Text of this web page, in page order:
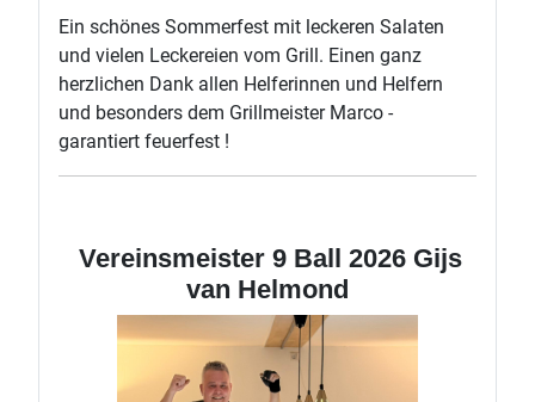
Ein schönes Sommerfest mit leckeren Salaten
und vielen Leckereien vom Grill. Einen ganz
herzlichen Dank allen Helferinnen und Helfern
und besonders dem Grillmeister Marco -
garantiert feuerfest !
Vereinsmeister 9 Ball 2026 Gijs
van Helmond